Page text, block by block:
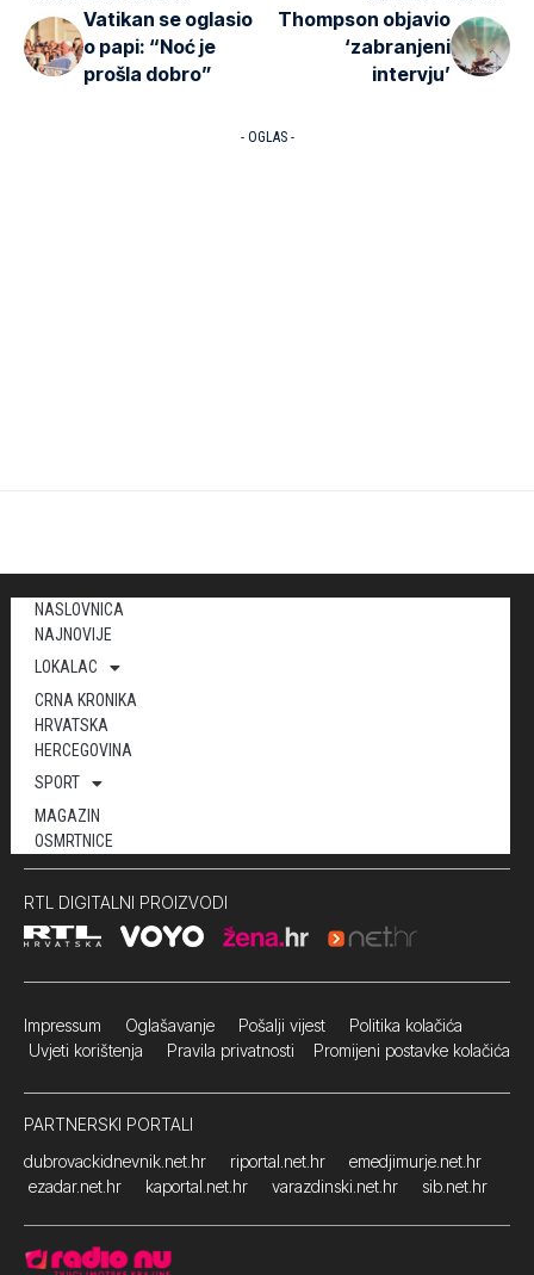
Vatikan se oglasio
o papi: “Noć je
prošla dobro”
Thompson objavio
‘zabranjeni
intervju’
- OGLAS -
NASLOVNICA
NAJNOVIJE
LOKALAC
CRNA KRONIKA
HRVATSKA
HERCEGOVINA
SPORT
MAGAZIN
OSMRTNICE
RTL DIGITALNI PROIZVODI
Impressum Oglašavanje Pošalji vijest Politika kolačića
Uvjeti korištenja Pravila privatnosti Promijeni postavke kolačića
PARTNERSKI PORTALI
dubrovackidnevnik.net.hr
riportal.net.hr
emedjimurje.net.hr
ezadar.net.hr
kaportal.net.hr varazdinski.net.hr sib.net.hr